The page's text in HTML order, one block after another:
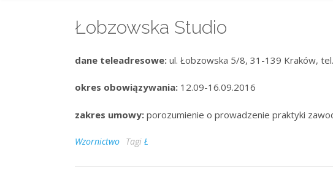
Łobzowska Studio
dane teleadresowe: ul. Łobzowska 5/8, 31-139 Kraków,
okres obowiązywania: 12.09-16.09.2016
zakres umowy: porozumienie o prowadzenie praktyki
Wzornictwo Tagi Ł